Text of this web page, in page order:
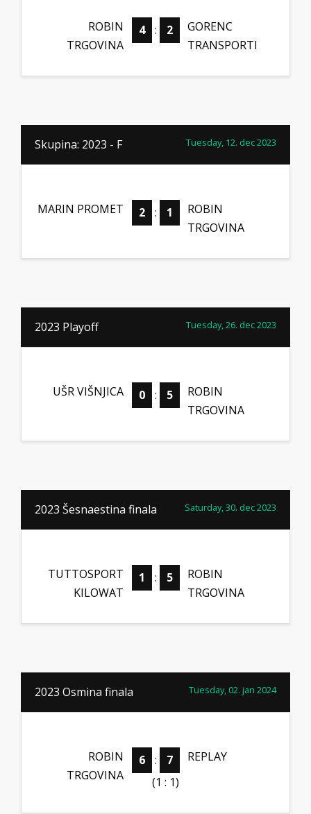
ROBIN
TRGOVINA
4 : 2
GORENC
TRANSPORTI
Skupina: 2023 - F Tuesday, 12. dec 2023
MARIN PROMET 2 : 1
ROBIN
TRGOVINA
2023 Playoff Tuesday, 26. dec 2023
UŠR VIŠNJICA 0 : 5
ROBIN
TRGOVINA
2023 Šesnaestina finala Saturday, 30. dec 2023
TUTTOSPORT
KILOWAT
1 : 5
ROBIN
TRGOVINA
2023 Osmina finala Tuesday, 02. jan 2024
ROBIN
TRGOVINA
6 :
7
(1 : 1)
REPLAY